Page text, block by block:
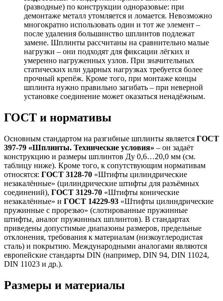
(разводные) по конструкции одноразовые: при
демонтаже металл утомляется и ломается. Невозможно
многократно использовать один и тот же элемент –
после удаления большинство шплинтов подлежат
замене. Шплинты рассчитаны на сравнительно малые
нагрузки – они подходят для фиксации лёгких и
умеренно нагруженных узлов. При значительных
статических или ударных нагрузках требуется более
прочный крепёж. Кроме того, при монтаже концы
шплинта нужно правильно загибать – при неверной
установке соединение может оказаться ненадёжным.
ГОСТ и нормативы
Основным стандартом на разгибные шплинты является ГОСТ
397-79 «Шплинты. Технические условия» – он задаёт
конструкцию и размеры шплинтов Ду 0,6…20,0 мм (см.
таблицу ниже). Кроме того, к сопутствующим нормативам
относятся: ГОСТ 3128-70 «Штифты цилиндрические
незакалённые» (цилиндрические штифты для разъёмных
соединений), ГОСТ 3129-70 «Штифты конические
незакалённые» и ГОСТ 14229-93 «Штифты цилиндрические
пружинные с прорезью» (слотированные пружинные
штифты, аналог пружинных шплинтов). В стандартах
приведены допустимые диапазоны размеров, предельные
отклонения, требования к материалам (низкоуглеродистая
сталь) и покрытию. Международными аналогами являются
европейские стандарты DIN (например, DIN 94, DIN 11024,
DIN 11023 и др.).
Размеры и материалы